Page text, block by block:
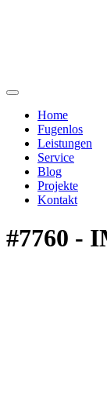
Home
Fugenlos
Leistungen
Service
Blog
Projekte
Kontakt
#7760 -